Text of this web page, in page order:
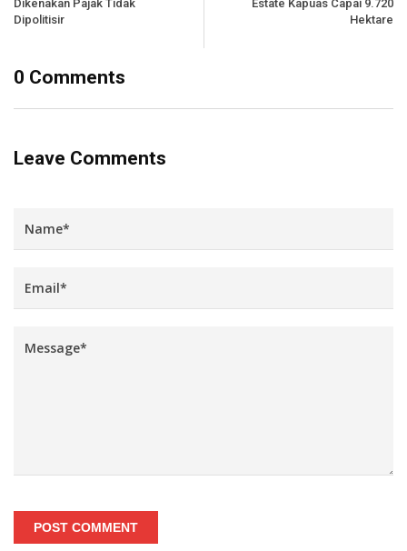
Dikenakan Pajak Tidak
Dipolitisir
Estate Kapuas Capai 9.720
Hektare
0 Comments
Leave Comments
POST COMMENT